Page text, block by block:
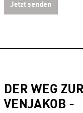
DER WEG
VENJAKOB -